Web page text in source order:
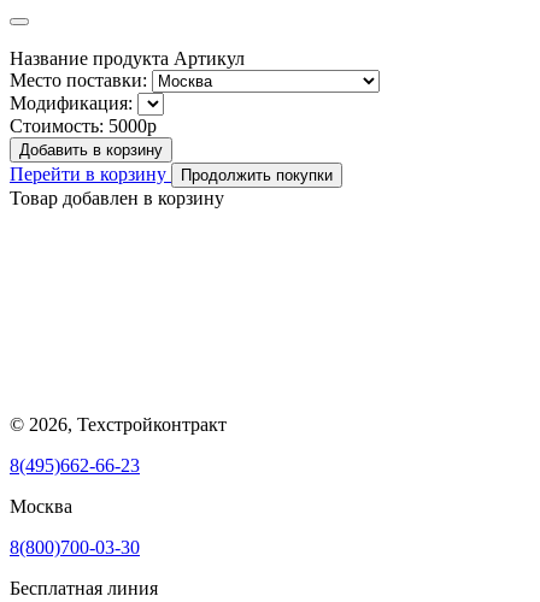
Название продукта Артикул
Место поставки:
Модификация:
Стоимость: 5000р
Добавить в корзину
Перейти в корзину Продолжить покупки
Товар добавлен в корзину
© 2026, Техстройконтракт
8(495)662-66-23
Москва
8(800)700-03-30
Бесплатная линия